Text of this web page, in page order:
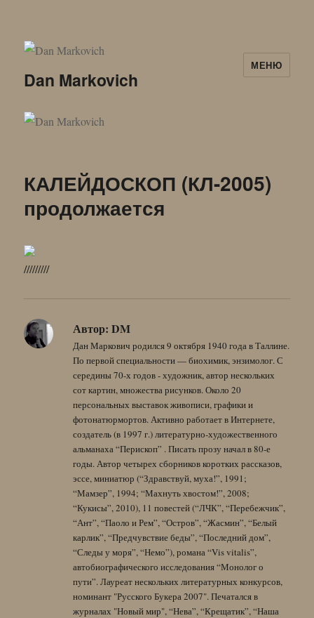
Dan Markovich
МЕНЮ
КАЛЕЙДОСКОП (КЛ-2005)
продолжается
/////////
Автор: DM
Дан Маркович родился 9 октября 1940 года в Таллине.
По первой специальности — биохимик, энзимолог. С
середины 70-х годов - художник, автор нескольких
сот картин, множества рисунков. Около 20
персональных выставок живописи, графики и
фотонатюрмортов. Активно работает в Интернете,
создатель (в 1997 г.) литературно-художественного
альманаха “Перископ” . Писать прозу начал в 80-е
годы. Автор четырех сборников коротких рассказов,
эссе, миниатюр (“Здравствуй, муха!”, 1991;
“Мамзер”, 1994; “Махнуть хвостом!”, 2008;
“Кукисы”, 2010), 11 повестей (“ЛЧК”, “Перебежчик”,
“Ант”, “Паоло и Рем”, “Остров”, “Жасмин”, “Белый
карлик”, “Предчувствие беды”, “Последний дом”,
“Следы у моря”, “Немо”), романа “Vis vitalis”,
автобиографического исследования “Монолог о
пути”. Лауреат нескольких литературных конкурсов,
номинант "Русского Букера 2007". Печатался в
журналах "Новый мир", “Нева”, “Крещатик”, “Наша